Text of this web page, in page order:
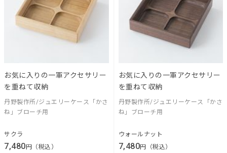
お気に入りの一軍アクセサリー
を重ねて収納
丹野製作所/ジュエリーケース「かさ
ね」ブローチ用
サクラ
7,480 円（税込）
お気に入りの一軍アクセサリー
を重ねて収納
丹野製作所/ジュエリーケース「かさ
ね」ブローチ用
ウォールナット
7,480円（税込）